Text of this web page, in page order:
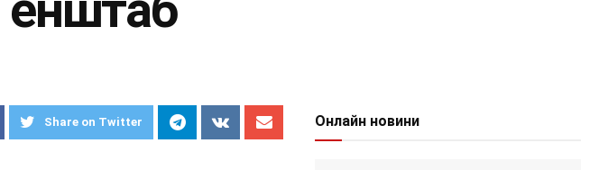
Share on Twitter Онлайн новини